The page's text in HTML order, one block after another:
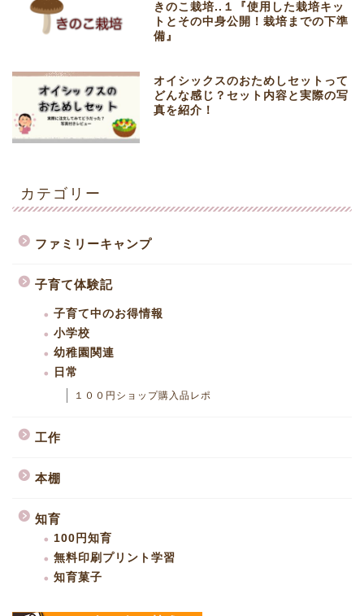
きのこ栽培..１『使用した栽培キッ
トとその中身公開！栽培までの下準
備』
オイシックスのおためしセットって
どんな感じ？セット内容と実際の写
真を紹介！
カテゴリー
ファミリーキャンプ
子育て体験記
子育て中のお得情報
小学校
幼稚園関連
日常
１００円ショップ購入品レポ
工作
本棚
知育
100円知育
無料印刷プリント学習
知育菓子